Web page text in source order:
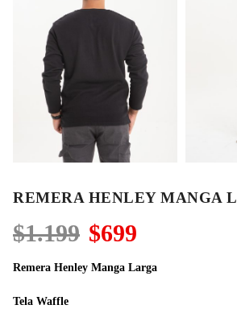
REMERA HENLEY MANGA
$1.199 El
precio
original
$699
actual
Remera Henley Manga Larga
Tela Waffle